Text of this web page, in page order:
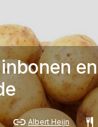
en
Albert Heijn